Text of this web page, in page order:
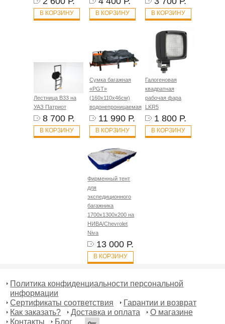
В КОРЗИНУ В КОРЗИНУ В КОРЗИНУ
Лестница B33 на
УАЗ Патриот
8 700 Р.
В КОРЗИНУ
Сумка багажная
«PGT»
(160х110х46см)
водонепроницаемая
11 990 Р.
В КОРЗИНУ
Галогеновая
квадратная
рабочая фара
LKR5
1 800 Р.
В КОРЗИНУ
Фирменный тент
для
экспедиционного
багажника
1700х1300х200 на
НИВА/Chevrolet
Niva
13 000 Р.
В КОРЗИНУ
Политика конфиденциальности персональной
информации
Сертификаты соответствия
Гарантии и возврат
Как заказать?
Доставка и оплата
О магазине
Контакты
Блог